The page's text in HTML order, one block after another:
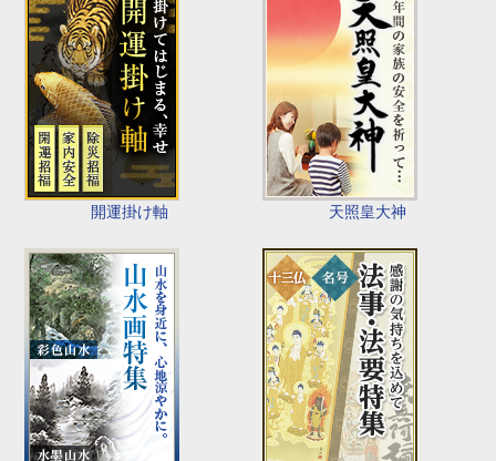
開運掛け軸 天照皇大神